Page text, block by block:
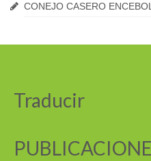
CONEJO CASERO
Traducir